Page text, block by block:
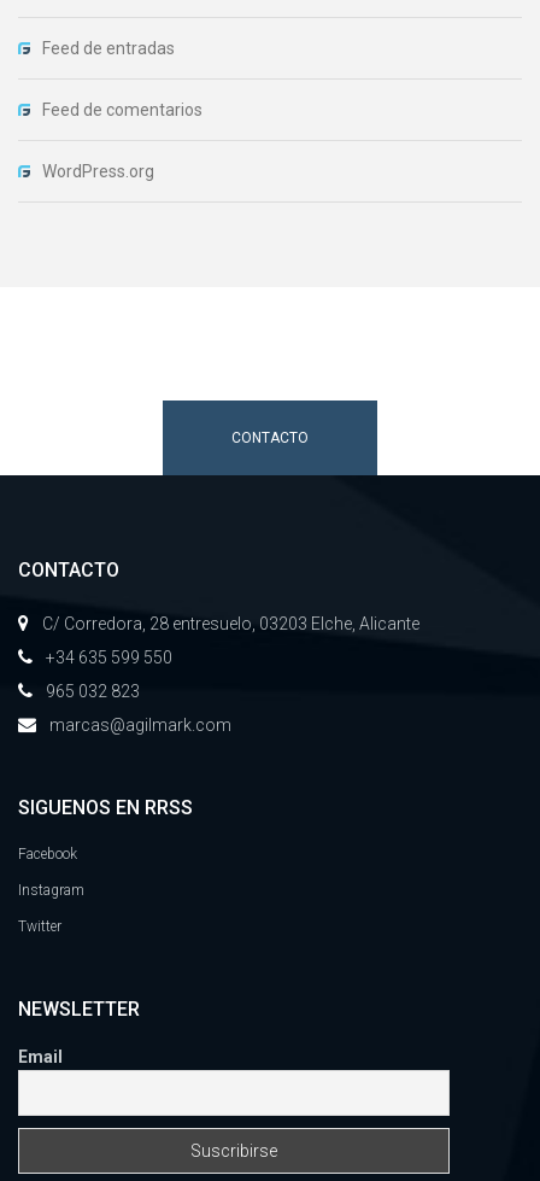
Feed de entradas
Feed de comentarios
WordPress.org
CONTACTO
CONTACTO
C/ Corredora, 28 entresuelo, 03203 Elche, Alicante
+34 635 599 550
965 032 823
marcas@agilmark.com
SIGUENOS EN RRSS
Facebook
Instagram
Twitter
NEWSLETTER
Email